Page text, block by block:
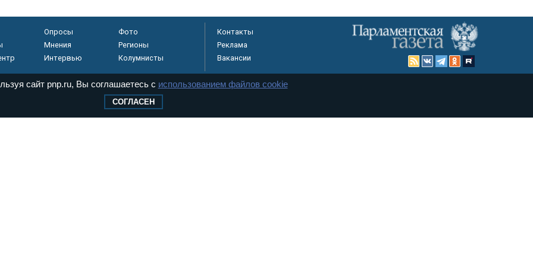
Опросы
Фото
Мнения
Регионы
Интервью Колумнисты
Контакты
Реклама
Вакансии
и
сайт pnp.ru, Вы соглашаетесь с использованием файлов cookie
СОГЛАСЕН